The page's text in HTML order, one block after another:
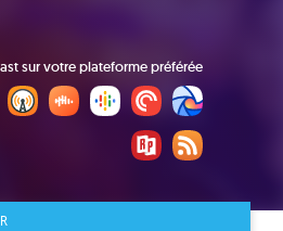
sur votre plateforme préférée